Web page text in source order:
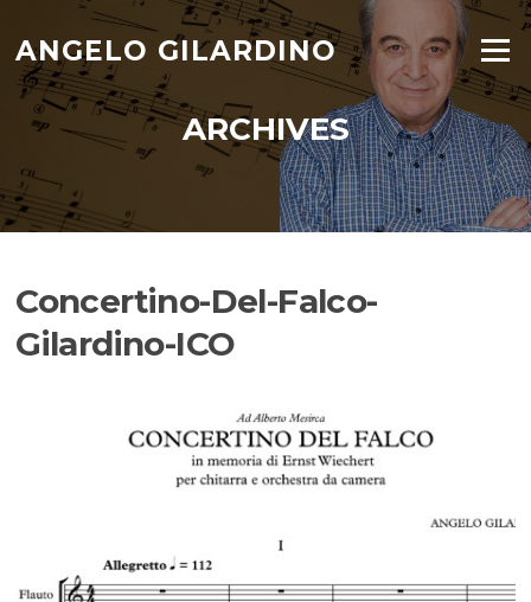
content
ANGELO GILARDINO Menu
ARCHIVES
Concertino-Del-Falco-
Gilardino-ICO